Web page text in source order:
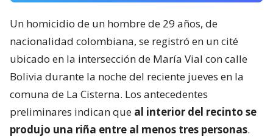
Un homicidio de un hombre de 29 años, de
nacionalidad colombiana, se registró en un cité
ubicado en la intersección de María Vial con calle
Bolivia durante la noche del reciente jueves en la
comuna de La Cisterna. Los antecedentes
preliminares indican que al interior del recinto se
produjo una riña entre al menos tres personas.